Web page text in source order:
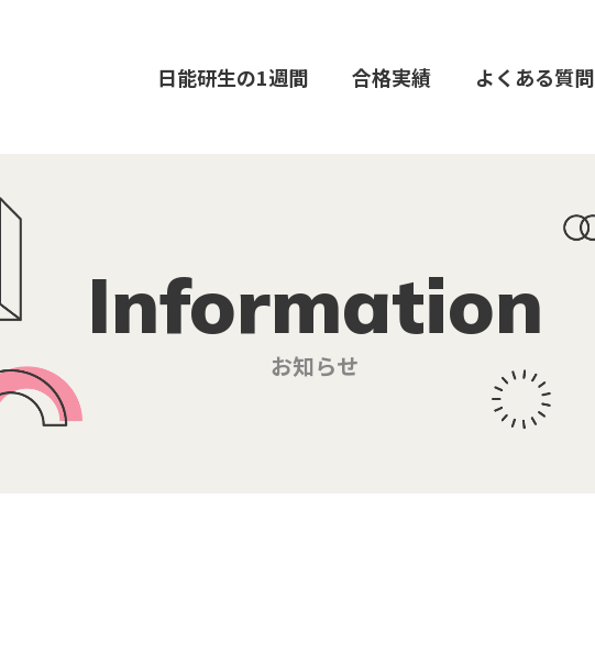
日能研生の1週間 合格実績 よくある質問
Information
お知らせ